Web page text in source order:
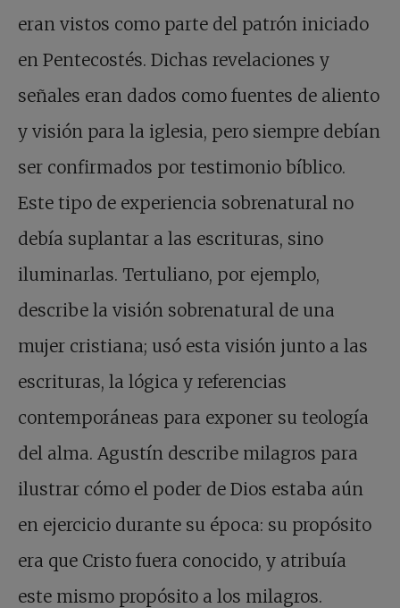
eran vistos como parte del patrón iniciado
en Pentecostés. Dichas revelaciones y
señales eran dados como fuentes de aliento
y visión para la iglesia, pero siempre debían
ser confirmados por testimonio bíblico.
Este tipo de experiencia sobrenatural no
debía suplantar a las escrituras, sino
iluminarlas. Tertuliano, por ejemplo,
describe la visión sobrenatural de una
mujer cristiana; usó esta visión junto a las
escrituras, la lógica y referencias
contemporáneas para exponer su teología
del alma. Agustín describe milagros para
ilustrar cómo el poder de Dios estaba aún
en ejercicio durante su época: su propósito
era que Cristo fuera conocido, y atribuía
este mismo propósito a los milagros.